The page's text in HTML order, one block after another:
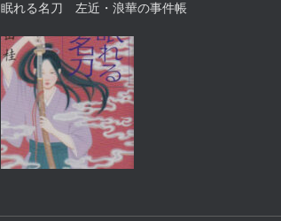
眠れる名刀 左近・浪華の事件帳